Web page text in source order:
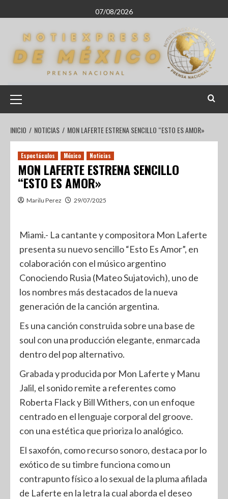
07/08/2026
INICIO NOTICIAS MON LAFERTE ESTRENA SENCILLO “ESTO ES AMOR»
Espectáculos México Noticias
MON LAFERTE ESTRENA SENCILLO
“ESTO ES AMOR»
Marilu Perez 29/07/2025
Miami.- La cantante y compositora Mon Laferte
presenta su nuevo sencillo “Esto Es Amor”, en
colaboración con el músico argentino
Conociendo Rusia (Mateo Sujatovich), uno de
los nombres más destacados de la nueva
generación de la canción argentina.
Es una canción construida sobre una base de
soul con una producción elegante, enmarcada
dentro del pop alternativo.
Grabada y producida por Mon Laferte y Manu
Jalil, el sonido remite a referentes como
Roberta Flack y Bill Withers, con un enfoque
centrado en el lenguaje corporal del groove.
con una estética que prioriza lo analógico.
El saxofón, como recurso sonoro, destaca por lo
exótico de su timbre funciona como un
contrapunto físico a lo sexual de la pluma afilada
de Laferte en la letra la cual aborda el deseo